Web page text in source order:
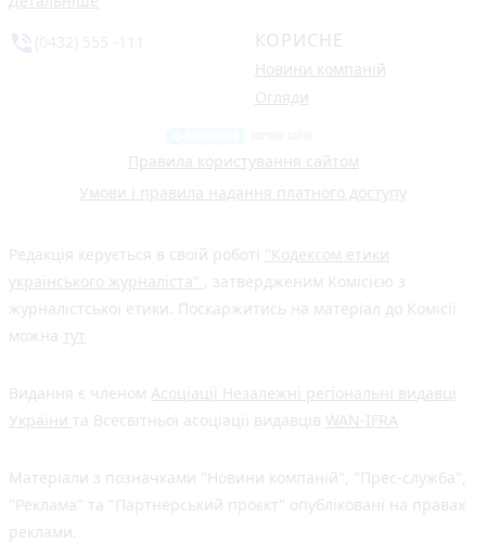
КОРИСНЕ
Новини компаній
Огляди
Правила користування сайтом
Умови і правила надання платного доступу
Редакція керується в своїй роботі "Кодексом етики
українського журналіста" , затвердженим Комісією з
журналістської етики. Поскаржитись на матеріал до Комісії
можна тут
Видання є членом Асоціації Незалежні регіональні видавці
України та Всесвітньої асоціації видавців WAN-IFRA
Матеріали з позначками "Новини компаній", "Прес-служба",
"Реклама" та "Партнерський проєкт" опубліковані на правах
реклами.